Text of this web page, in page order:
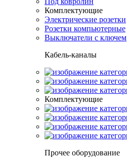
Комплектующие
Электрические розетки
Розетки компьютерные
Выключатели с ключем
Кабель-каналы
Комплектующие
Прочее оборудование